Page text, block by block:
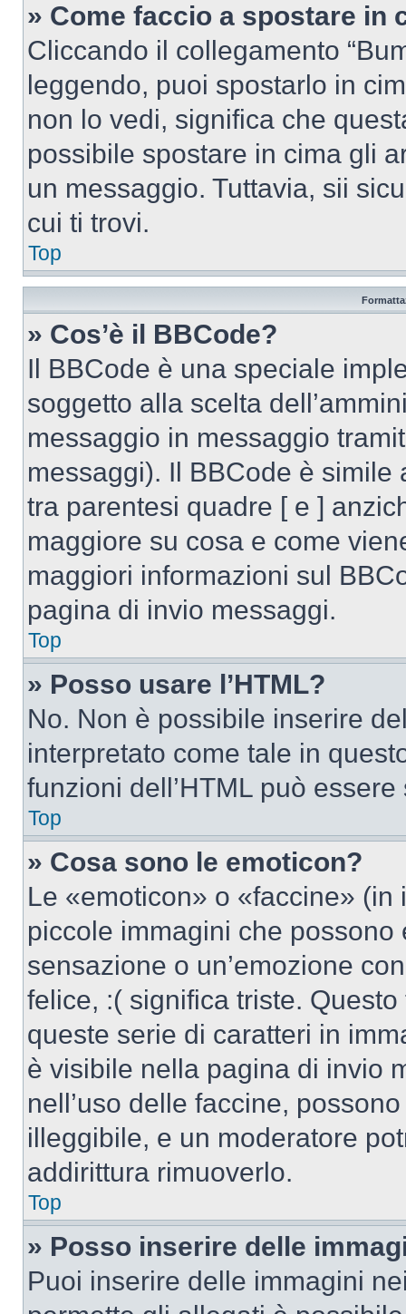
» Come faccio a spostare in
Cliccando il collegamento
leggendo, puoi spostarlo in
non lo vedi, significa che
possibile spostare in cima gli
un messaggio. Tuttavia, sii
cui ti trovi.
Top
» Cos’è il BBCode?
Il BBCode è una speciale
soggetto alla scelta
messaggio in messaggio
messaggi). Il BBCode è simile
tra parentesi quadre [ e ]
maggiore su cosa e come
maggiori informazioni sul
pagina di invio messaggi.
Top
» Posso usare l’HTML?
No. Non è possibile inserire
interpretato come tale in
funzioni dell’HTML può
Top
» Cosa sono le emoticon?
Le «emoticon» o «faccine»
piccole immagini che
sensazione o un’emozione
felice, :( significa triste.
queste serie di caratteri in
è visibile nella pagina di invio
nell’uso delle faccine,
illeggibile, e un moderatore
addirittura rimuoverlo.
Top
» Posso inserire delle
Puoi inserire delle immagini